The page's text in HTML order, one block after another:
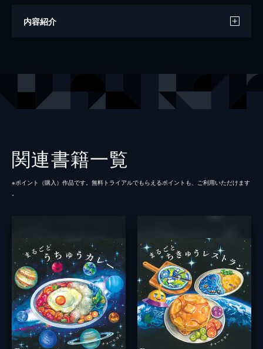
作・絵
内容紹介
関連書籍一覧
※ポイント（購⼊）作品です。無料トライアルでもらえるポイントも、ご利⽤いただけます